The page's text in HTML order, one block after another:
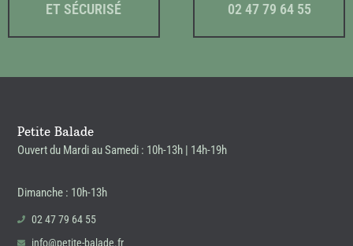
ET SÉCURISÉ
02 47 79 64 55
Petite Balade
Ouvert du Mardi au Samedi : 10h-13h | 14h-19h
Dimanche : 10h-13h
02 47 79 64 55
info@petite-balade.fr